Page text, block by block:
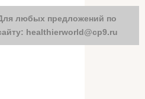
любых предложений по
healthierworld@cp9.ru